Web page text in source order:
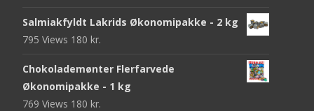
Salmiakfyldt Lakrids Økonomipakke - 2 kg
795 Views 180 kr.
Chokolademønter Flerfarvede
Økonomipakke - 1 kg
769 Views 180 kr.